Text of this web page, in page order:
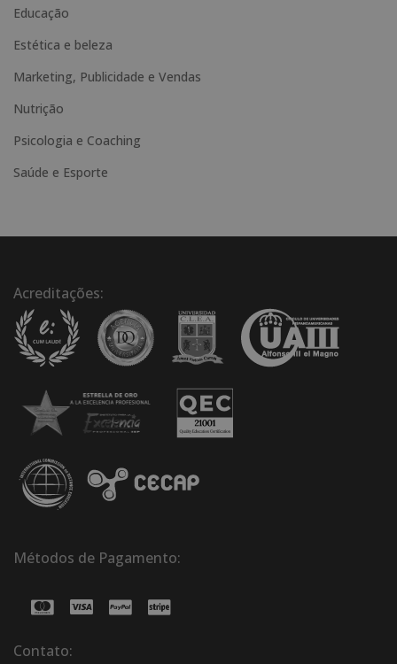
i
v
e
Educação
Estética e beleza
Marketing, Publicidade e Vendas
Nutrição
Psicologia e Coaching
Saúde e Esporte
Acreditações:
Métodos de Pagamento:
Contato: